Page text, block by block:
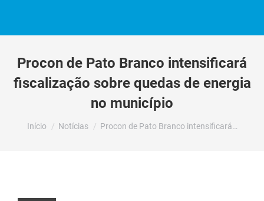
Procon de Pato Branco intensificará
fiscalização sobre quedas de energia
no município
Você está aqui:
Início Notícias Procon de Pato Branco intensificará…